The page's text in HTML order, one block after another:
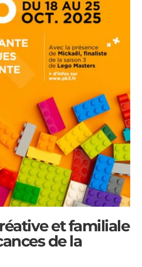
et familiale
de la